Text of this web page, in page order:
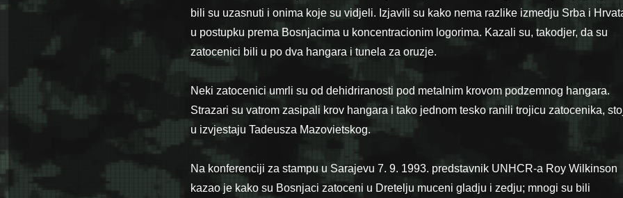
bili su uzasnuti i onima koje su vidjeli. Izjavili su kako nema razlike izmedju Srba i
u postupku prema Bosnjacima u koncentracionim logorima. Kazali su, takodjer, da su
zatocenici bili u po dva hangara i tunela za oruzje.
Neki zatocenici umrli su od dehidriranosti pod metalnim krovom podzemnog hangara.
Strazari su vatrom zasipali krov hangara i tako jednom tesko ranili trojicu zatocenika,
u izvjestaju Tadeusza Mazovietskog.
Na konferenciji za stampu u Sarajevu 7. 9. 1993. predstavnik UNHCR-a Roy Wilkinson
kazao je kako su Bosnjaci zatoceni u Dretelju muceni gladju i zedju; mnogi su bili